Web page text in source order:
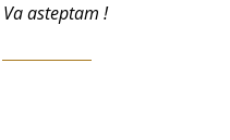
asteptam !